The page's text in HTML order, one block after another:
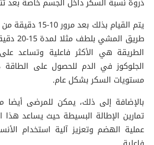
يتم القيام بذلك
طريق
الطريقة هي الأكثر فاعلية وتساعد
الجلوكوز في الدم للحصول على
مستويات السكر بشكل عام.
بالإضافة إلى ذلك، يمكن للمرضى أيضا
تمارين الإطالة البسيطة حيث يساعد هذا
عملية الهضم وتعزيز آلية استخدام